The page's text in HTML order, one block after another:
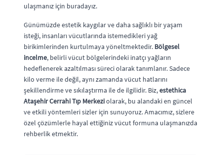
ulaşmanız için buradayız.
Günümüzde estetik kaygılar ve daha sağlıklı bir yaşam
isteği, insanları vücutlarında istemedikleri yağ
birikimlerinden kurtulmaya yöneltmektedir. Bölgesel
incelme, belirli vücut bölgelerindeki inatçı yağların
hedeflenerek azaltılması süreci olarak tanımlanır. Sadece
kilo verme ile değil, aynı zamanda vücut hatlarını
şekillendirme ve sıkılaştırma ile de ilgilidir. Biz,estethica
Ataşehir Cerrahi Tıp Merkeziolarak, bu alandaki en güncel
ve etkili yöntemleri sizler için sunuyoruz. Amacımız, sizlere
özel çözümlerle hayal ettiğiniz vücut formuna ulaşmanızda
rehberlik etmektir.